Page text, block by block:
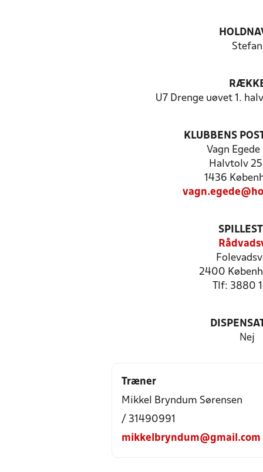
Stefan
U7 Drenge uøvet 1.
KLUBBENS
Vagn Egede
Halvtolv
1436
2400
Tlf: 3880
Nej
Træner
Mikkel Bryndum Sørensen
/ 31490991
mikkelbryndum@gmail.com